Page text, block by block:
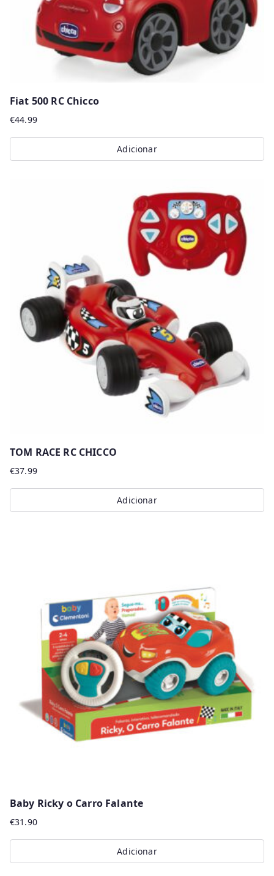
Fiat 500 RC Chicco
€44.99
Adicionar
TOM RACE RC CHICCO
€37.99
Adicionar
Baby Ricky o Carro Falante
€31.90
Adicionar